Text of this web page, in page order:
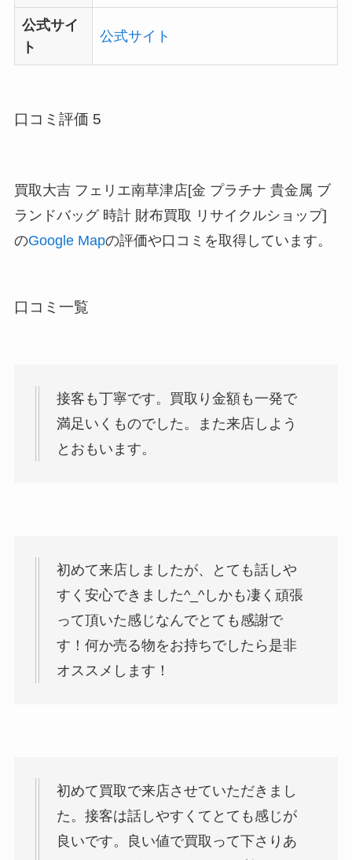
公式サイ
ト
公式サイト
口コミ評価 5
買取大吉 フェリエ南草津店[金 プラチナ 貴金属 ブ
ランドバッグ 時計 財布買取 リサイクルショップ]
のGoogle Mapの評価や口コミを取得しています。
口コミ一覧
接客も丁寧です。買取り金額も一発で
満足いくものでした。また来店しよう
とおもいます。
初めて来店しましたが、とても話しや
すく安心できました^_^しかも凄く頑張
って頂いた感じなんでとても感謝で
す！何か売る物をお持ちでしたら是非
オススメします！
初めて買取で来店させていただきまし
た。接客は話しやすくてとても感じが
良いです。良い値で買取って下さりあ